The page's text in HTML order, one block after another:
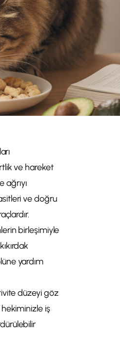
ve hareket
ağrıyı
ve doğru
birleşimiyle
yardım
düzeyi göz
iş